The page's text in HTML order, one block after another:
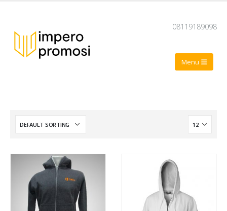
08119189098